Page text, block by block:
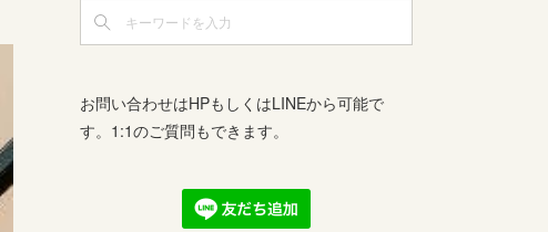
お問い合わせはHPもしくはLINEから可能で
す。1:1のご質問もできます。